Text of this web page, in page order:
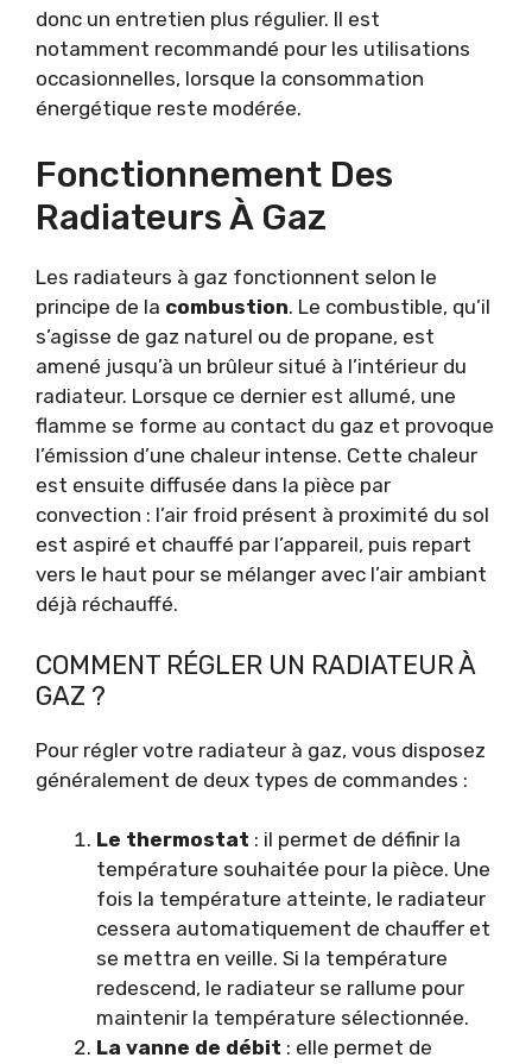
donc un entretien plus régulier. Il est
notamment recommandé pour les utilisations
occasionnelles, lorsque la consommation
énergétique reste modérée.
Fonctionnement Des
Radiateurs À Gaz
Les radiateurs à gaz fonctionnent selon le
principe de la combustion. Le combustible, qu’il
s’agisse de gaz naturel ou de propane, est
amené jusqu’à un brûleur situé à l’intérieur du
radiateur. Lorsque ce dernier est allumé, une
flamme se forme au contact du gaz et provoque
l’émission d’une chaleur intense. Cette chaleur
est ensuite diffusée dans la pièce par
convection : l’air froid présent à proximité du sol
est aspiré et chauffé par l’appareil, puis repart
vers le haut pour se mélanger avec l’air ambiant
déjà réchauffé.
COMMENT RÉGLER UN RADIATEUR À
GAZ ?
Pour régler votre radiateur à gaz, vous disposez
généralement de deux types de commandes :
Le thermostat : il permet de définir la
température souhaitée pour la pièce. Une
fois la température atteinte, le radiateur
cessera automatiquement de chauffer et
se mettra en veille. Si la température
redescend, le radiateur se rallume pour
maintenir la température sélectionnée.
La vanne de débit : elle permet de